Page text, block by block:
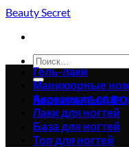
Skip
content
Beauty Secret
Искать:
Корзина /0.00₴0
Гель-лаки
Маникюрные
Аксессуары для
Лаки для ногтей
База для ногтей
Топ для ногтей